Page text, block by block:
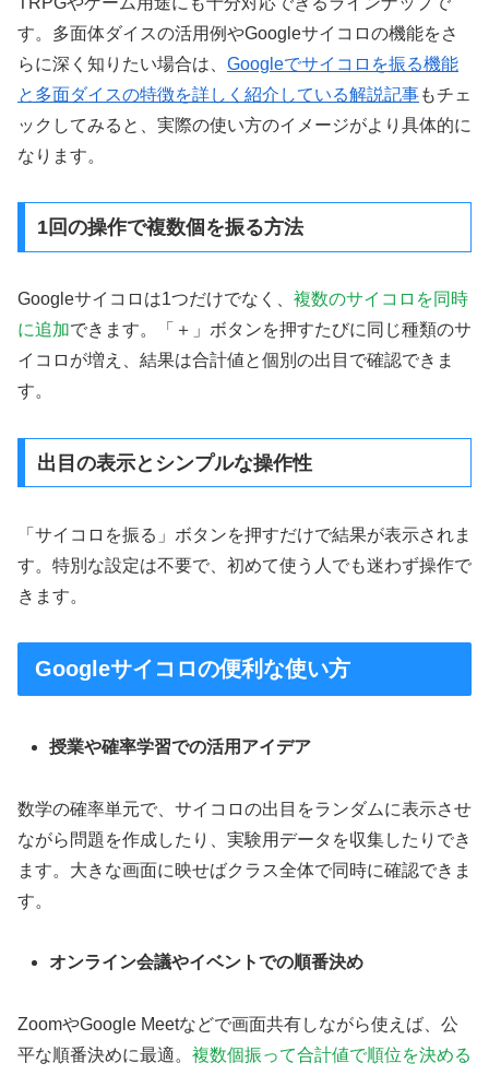
す。多面体ダイスの活用例やGoogleサイコロの機能をさ
らに深く知りたい場合は、 Googleでサイコロを振る機能
と多面ダイスの特徴を詳しく紹介している解説記事もチェ
ックしてみると、実際の使い方のイメージがより具体的に
なります。
1回の操作で複数個を振る方法
Googleサイコロは1つだけでなく、 複数のサイコロを同時
に追加できます。「＋」ボタンを押すたびに同じ種類のサ
イコロが増え、結果は合計値と個別の出目で確認できま
す。
出目の表示とシンプルな操作性
「サイコロを振る」ボタンを押すだけで結果が表示されま
す。特別な設定は不要で、初めて使う人でも迷わず操作で
きます。
Googleサイコロの便利な使い方
授業や確率学習での活用アイデア
数学の確率単元で、サイコロの出目をランダムに表示させ
ながら問題を作成したり、実験用データを収集したりでき
ます。大きな画面に映せばクラス全体で同時に確認できま
す。
オンライン会議やイベントでの順番決め
ZoomやGoogle Meetなどで画面共有しながら使えば、公
平な順番決めに最適。 複数個振って合計値で順位を決める